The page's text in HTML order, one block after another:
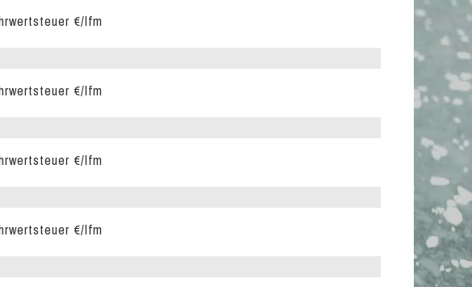
€/lfm
€/lfm
€/lfm
€/lfm